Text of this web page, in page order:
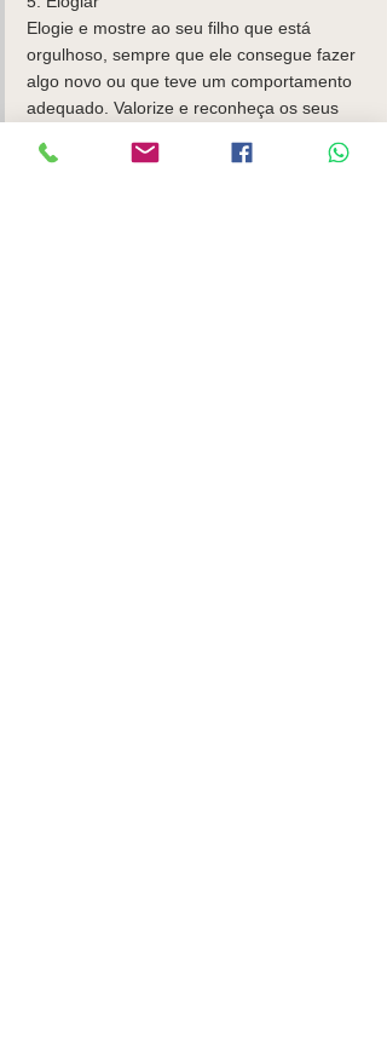
Elogie e mostre ao seu filho que está
orgulhoso, sempre que ele consegue fazer
algo novo ou que teve um comportamento
adequado. Valorize e reconheça os seus
imediato. Incentive-o a continuar a tentar,